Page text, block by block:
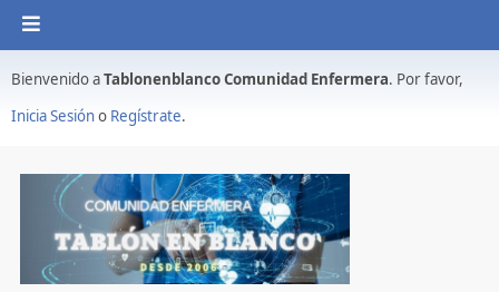
Bienvenido aTablonenblanco Comunidad Enfermera. Por favor,
Inicia Sesióno Regístrate.